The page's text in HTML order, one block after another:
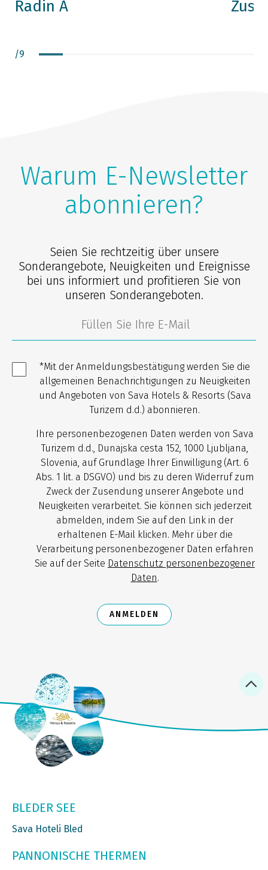
Radin A
/9
Warum E-Newsletter
abonnieren?
Seien Sie rechtzeitig über unsere
Sonderangebote, Neuigkeiten und Ereignisse
bei uns informiert und profitieren Sie von
unseren Sonderangeboten.
*Mit der Anmeldungsbestätigung werden Sie die
allgemeinen Benachrichtigungen zu Neuigkeiten
und Angeboten von Sava Hotels & Resorts (Sava
Turizem d.d.) abonnieren.
Ihre personenbezogenen Daten werden von Sava
Turizem d.d., Dunajska cesta 152, 1000 Ljubljana,
Slovenia, auf Grundlage Ihrer Einwilligung (Art. 6
Abs. 1 lit. a DSGVO) und bis zu deren Widerruf zum
Zweck der Zusendung unserer Angebote und
Neuigkeiten verarbeitet. Sie können sich jederzeit
abmelden, indem Sie auf den Link in der
erhaltenen E-Mail klicken. Mehr über die
Verarbeitung personenbezogener Daten erfahren
Sie auf der Seite Datenschutz personenbezogener
Daten.
ANMELDEN
BLEDER SEE
Sava Hoteli Bled
PANNONISCHE THERMEN